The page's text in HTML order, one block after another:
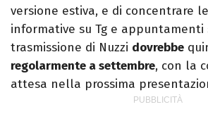
versione estiva, e di concentrare
informative su Tg e appuntamenti
trasmissione di Nuzzi dovrebbe
regolarmente a settembre, con la
attesa nella prossima